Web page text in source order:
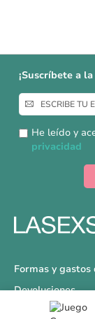
¡Suscríbete a
Inscríbase
a
nuestro
boletín
He leído y
privacidad
Formas y gastos
Devoluciones
Información Tallas